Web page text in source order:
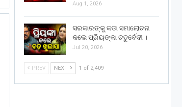
Aug 1, 2026
ସରକାରଙ୍କୁ କଡା ସମାଲୋଚନା
କଲେ ପ୍ରିୟଙ୍କା ଚତୁର୍ବେଦୀ ।
Jul 20, 2026
PREV NEXT 1 of 2,409